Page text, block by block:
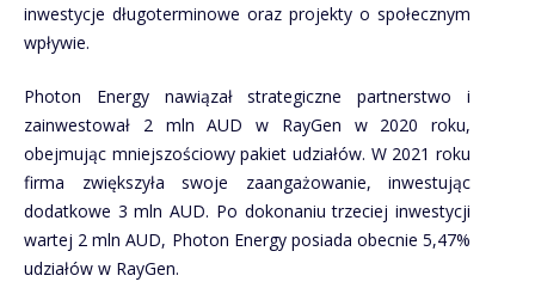
inwestycje długoterminowe oraz projekty o społecznym
wpływie.
Photon Energy nawiązał strategiczne partnerstwo i
zainwestował 2 mln AUD w RayGen w 2020 roku,
obejmując mniejszościowy pakiet udziałów. W 2021 roku
firma zwiększyła swoje zaangażowanie, inwestując
dodatkowe 3 mln AUD. Po dokonaniu trzeciej inwestycji
wartej 2 mln AUD, Photon Energy posiada obecnie 5,47%
udziałów w RayGen.